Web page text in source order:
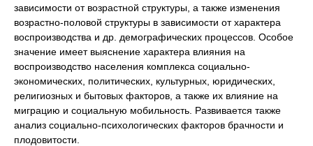
зависимости от возрастной структуры, а также изменения
возрастно-половой структуры в зависимости от характера
воспроизводства и др. демографических процессов. Особое
значение имеет выяснение характера влияния на
воспроизводство населения комплекса социально-
экономических, политических, культурных, юридических,
религиозных и бытовых факторов, а также их влияние на
миграцию и социальную мобильность. Развивается также
анализ социально-психологических факторов брачности и
плодовитости.